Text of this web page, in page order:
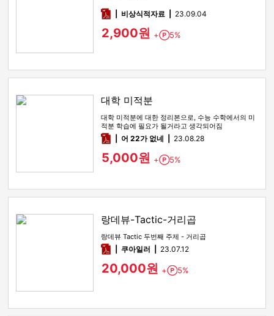
pdf비상식적자료 23.09.04
2,900원 + Point
5%
대학 미적분
대학 미적분에 대한 정리본으로, 수능 수학에서의 미
적분 학습에 필요가 될거라고 생각되어짐
pdf어 22가 없네 23.08.28
5,000원 + Point
5%
랑데뷰-Tactic-거리곱
랑데뷰 Tactic 두번째 주제 - 거리곱
pdf쿠아일러 23.07.12
20,000원 + Point
5%